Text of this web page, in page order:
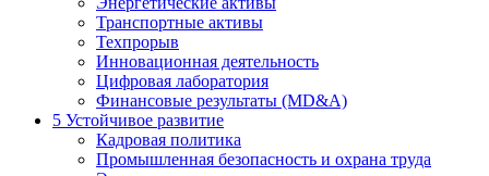
Транспортные активы
Техпрорыв
Инновационная деятельность
Цифровая лаборатория
Финансовые результаты (MD&A)
5 Устойчивое развитие
Кадровая политика
Промышленная безопасность и охрана труда